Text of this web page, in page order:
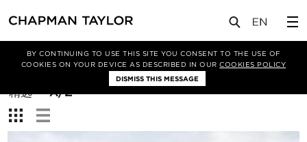
BY CONTINUING TO USE THIS SITE YOU CONSENT TO THE USE OF
COOKIES ON YOUR DEVICE AS DESCRIBED IN OURCOOKIES POLICY
DISMISS THIS MESSAGE
筛选条件
排
序
方
式：
精选
A/Z
查
看：